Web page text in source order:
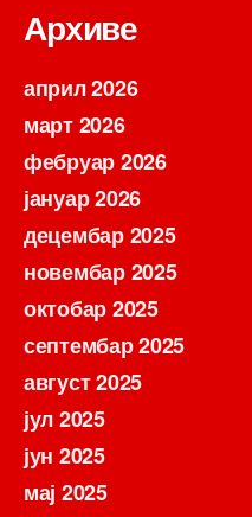
Архиве
април 2026
март 2026
фебруар 2026
јануар 2026
децембар 2025
новембар 2025
октобар 2025
септембар 2025
август 2025
јул 2025
јун 2025
мај 2025